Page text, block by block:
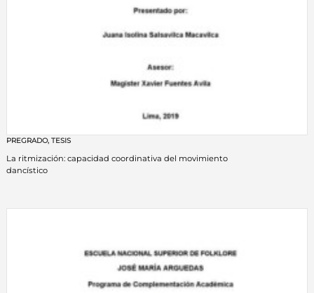
PREGRADO, TESIS
La ritmización: capacidad coordinativa del movimiento
dancístico